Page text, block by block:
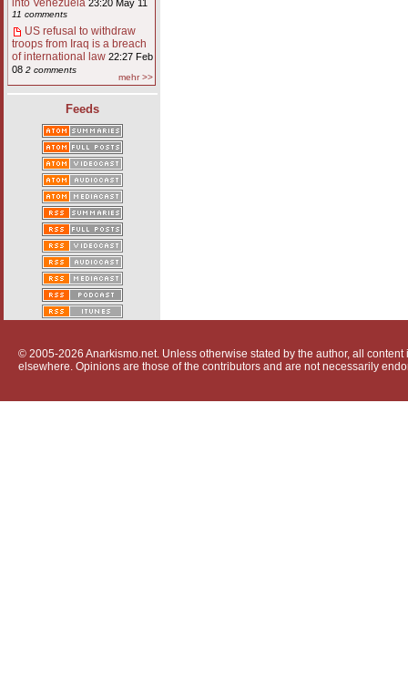
into Venezuela 23:20 May 11
11 comments
US refusal to withdraw
troops from Iraq is a breach
of international law 22:27 Feb
08 2 comments
mehr >>
Feeds
© 2005-2026 Anarkismo.net. Unless otherwise stated by the author, all
elsewhere. Opinions are those of the contributors and are not necessarily